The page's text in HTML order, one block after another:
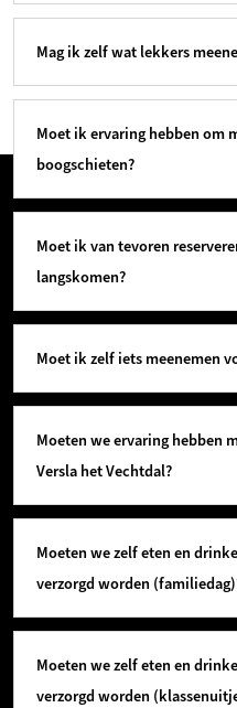
Mag ik zelf wat lekkers
Moet ik ervaring hebben om
boogschieten?
Moet ik van tevoren
langskomen?
Moet ik zelf iets meenemen
Moeten we ervaring hebben
Versla het Vechtdal?
Moeten we zelf eten en
verzorgd worden
Moeten we zelf eten en
verzorgd worden